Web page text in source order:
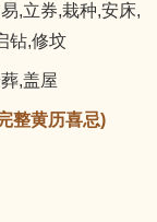
,立券,栽种,安床,
钻,修坟
,盖屋
整黄历喜忌)